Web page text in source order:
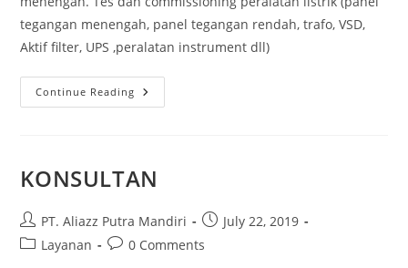
tegangan menengah, panel tegangan rendah, trafo, VSD,
Aktif filter, UPS ,peralatan instrument dll)
Continue Reading KONSTRUKSI
KONSULTAN
Post
author:
PT. Aliazz Putra Mandiri
Post
published:
July 22, 2019
PostLayanan
Post0 Comments